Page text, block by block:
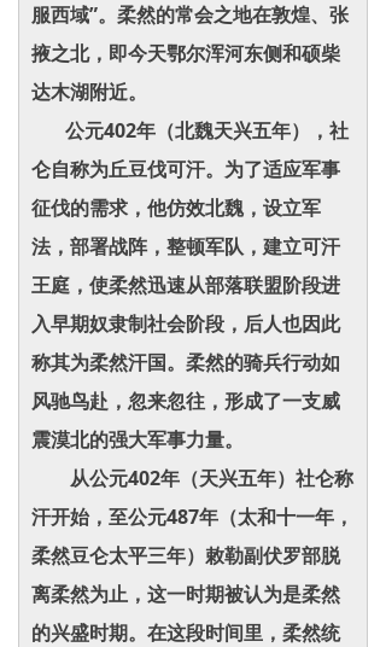
服西域”。柔然的常会之地在敦煌、张
掖之北，即今天鄂尔浑河东侧和硕柴
达木湖附近。
公元402年（北魏天兴五年），社
仑自称为丘豆伐可汗。为了适应军事
征伐的需求，他仿效北魏，设立军
法，部署战阵，整顿军队，建立可汗
王庭，使柔然迅速从部落联盟阶段进
入早期奴隶制社会阶段，后人也因此
称其为柔然汗国。柔然的骑兵行动如
风驰鸟赴，忽来忽往，形成了一支威
震漠北的强大军事力量。
从公元402年（天兴五年）社仑称
汗开始，至公元487年（太和十一年，
柔然豆仑太平三年）敕勒副伏罗部脱
离柔然为止，这一时期被认为是柔然
的兴盛时期。在这段时间里，柔然统